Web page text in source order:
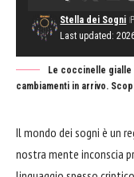
Last updated:
Stella dei Sogni
Le coccinelle gialle
cambiamenti in arrivo.
Il mondo dei sogni è un
nostra mente inconscia